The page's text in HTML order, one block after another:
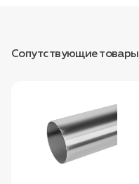
Сопутствующие товары